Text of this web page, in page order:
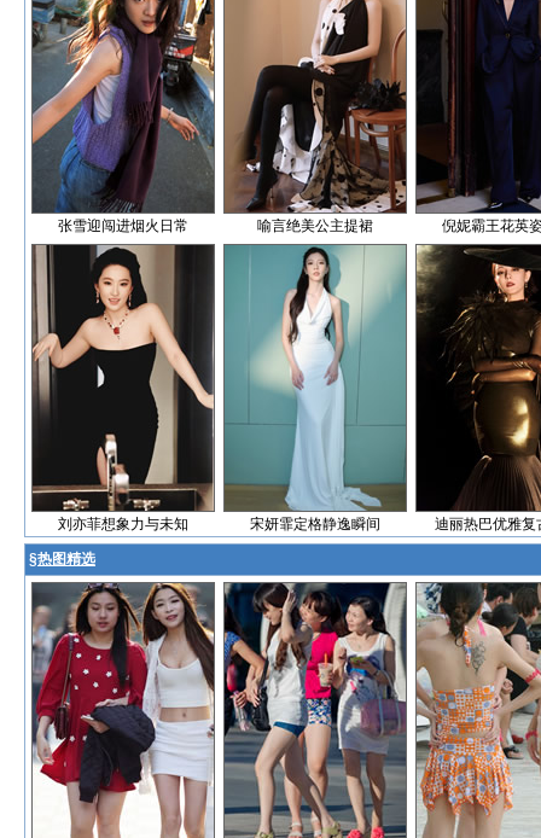
张雪迎闯进烟火日常 喻言绝美公主提裙 倪妮霸王花英
刘亦菲想象力与未知 宋妍霏定格静逸瞬间 迪丽热巴优雅复
§热图精选